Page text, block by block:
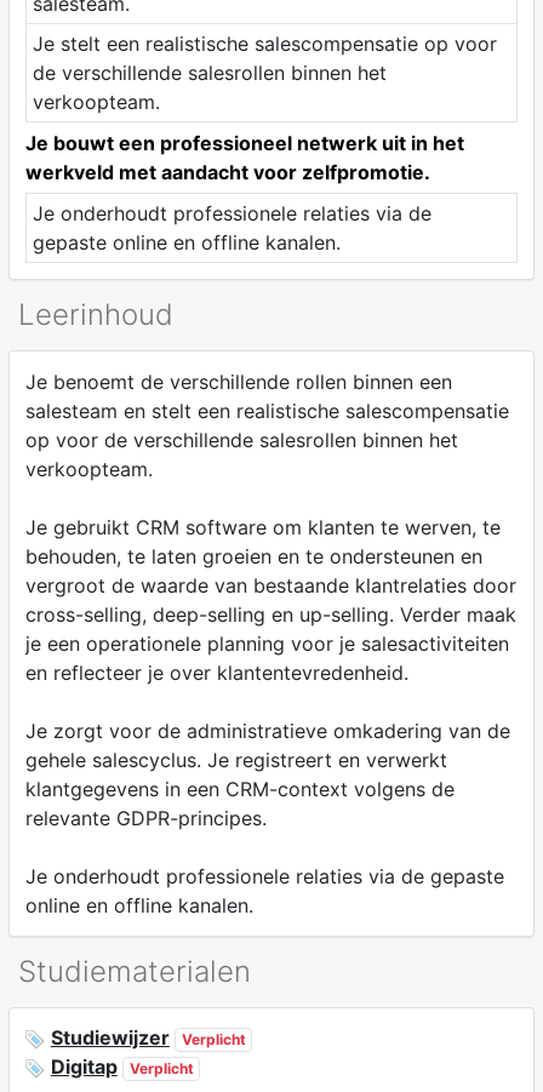
Je stelt een realistische salescompensatie op voor
de verschillende salesrollen binnen het
verkoopteam.
Je bouwt een professioneel netwerk uit in het
werkveld met aandacht voor zelfpromotie.
Je onderhoudt professionele relaties via de
gepaste online en offline kanalen.
Leerinhoud
Je benoemt de verschillende rollen binnen een
salesteam en stelt een realistische salescompensatie
op voor de verschillende salesrollen binnen het
verkoopteam.
Je gebruikt CRM software om klanten te werven, te
behouden, te laten groeien en te ondersteunen en
vergroot de waarde van bestaande klantrelaties door
cross-selling, deep-selling en up-selling. Verder maak
je een operationele planning voor je salesactiviteiten
en reflecteer je over klantentevredenheid.
Je zorgt voor de administratieve omkadering van de
gehele salescyclus. Je registreert en verwerkt
klantgegevens in een CRM-context volgens de
relevante GDPR-principes.
Je onderhoudt professionele relaties via de gepaste
online en offline kanalen.
Studiematerialen
Studiewijzer Verplicht
Digitap Verplicht